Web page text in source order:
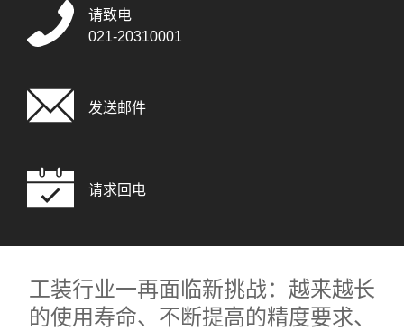
请致电
021-20310001
发送邮件
请求回电
工装行业一再面临新挑战：越来越长
的使用寿命、不断提高的精度要求、